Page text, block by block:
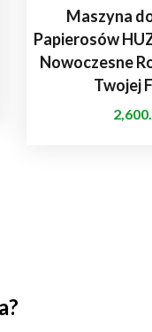
Maszyna
Papierosów
Nowoczesne
Twojej